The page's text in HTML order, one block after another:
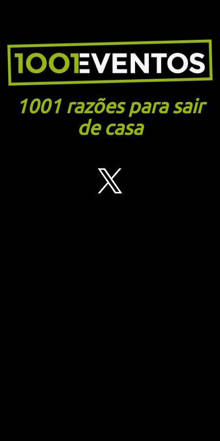
1001 razões para sair
de casa